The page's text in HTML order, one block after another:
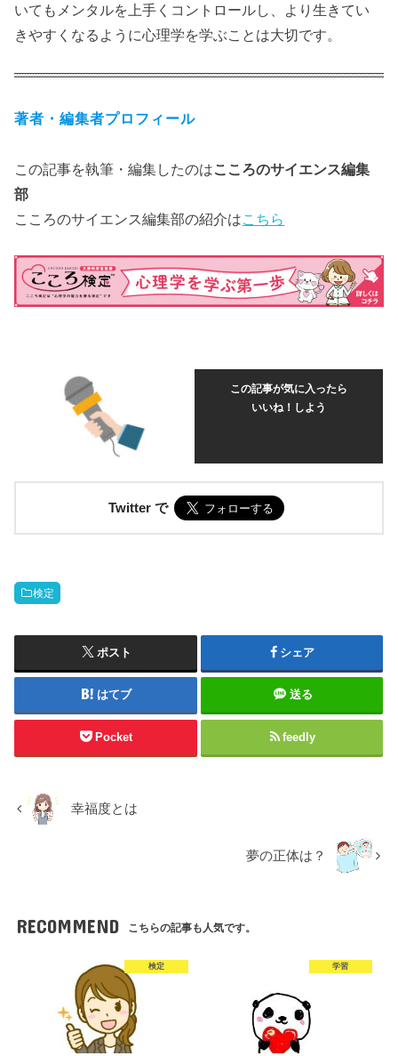
いてもメンタルを上手くコントロールし、より生きてい
きやすくなるように心理学を学ぶことは大切です。
著者・編集者プロフィール
この記事を執筆・編集したのはこころのサイエンス編集
部
こころのサイエンス編集部の紹介はこちら
この記事が気に入ったら
いいね！しよう
Twitter で
検定
ポスト シェア
はてブ 送る
Pocket feedly
幸福度とは
夢の正体は？
RECOMMEND こちらの記事も人気です。
検定 学習